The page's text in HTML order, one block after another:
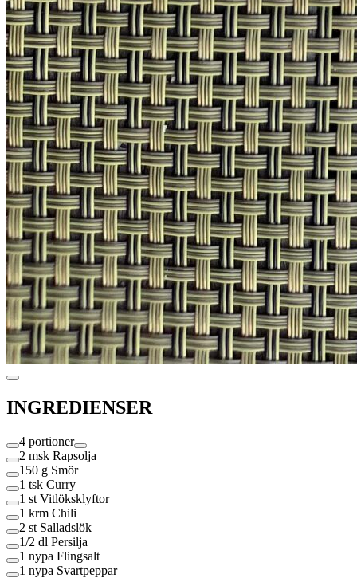
INGREDIENSER
4 portioner
2 msk Rapsolja
150 g Smör
1 tsk Curry
1 st Vitlöksklyftor
1 krm Chili
2 st Salladslök
1/2 dl Persilja
1 nypa Flingsalt
1 nypa Svartpeppar